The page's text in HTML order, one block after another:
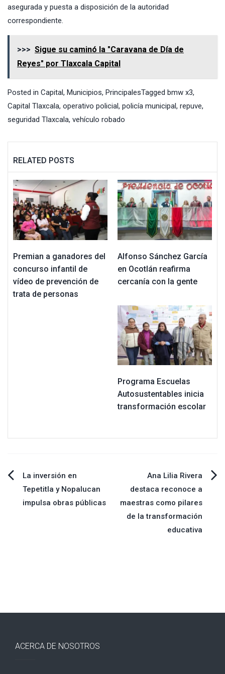
asegurada y puesta a disposición de la autoridad
correspondiente.
>>> Sigue su caminó la "Caravana de Día de
Reyes" por Tlaxcala Capital
Posted in Capital, Municipios, PrincipalesTagged bmw x3,
Capital Tlaxcala, operativo policial, policía municipal, repuve,
seguridad Tlaxcala, vehículo robado
RELATED POSTS
Premian a ganadores del
concurso infantil de
vídeo de prevención de
trata de personas
Alfonso Sánchez García
en Ocotlán reafirma
cercanía con la gente
Programa Escuelas
Autosustentables inicia
transformación escolar
Navegación
de
La inversión en
Tepetitla y Nopalucan
impulsa obras públicas
Ana Lilia Rivera
destaca reconoce a
maestras como pilares
de la transformación
educativa
ACERCA DE NOSOTROS